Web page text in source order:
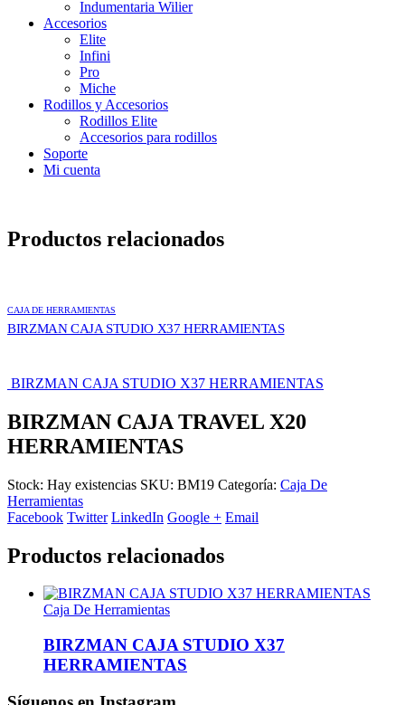
Indumentaria Wilier
Accesorios
Elite
Infini
Pro
Miche
Rodillos y Accesorios
Rodillos Elite
Accesorios para rodillos
Soporte
Mi cuenta
Productos relacionados
CAJA DE HERRAMIENTAS
BIRZMAN CAJA STUDIO X37 HERRAMIENTAS
BIRZMAN CAJA STUDIO X37 HERRAMIENTAS
BIRZMAN CAJA TRAVEL X20
HERRAMIENTAS
Stock: Hay existencias SKU: BM19 Categoría: Caja De
Herramientas
Facebook Twitter LinkedIn Google + Email
Productos relacionados
Caja De Herramientas
BIRZMAN CAJA STUDIO X37
HERRAMIENTAS